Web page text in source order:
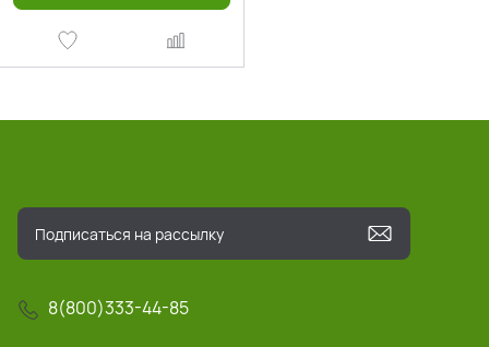
8(800)333-44-85